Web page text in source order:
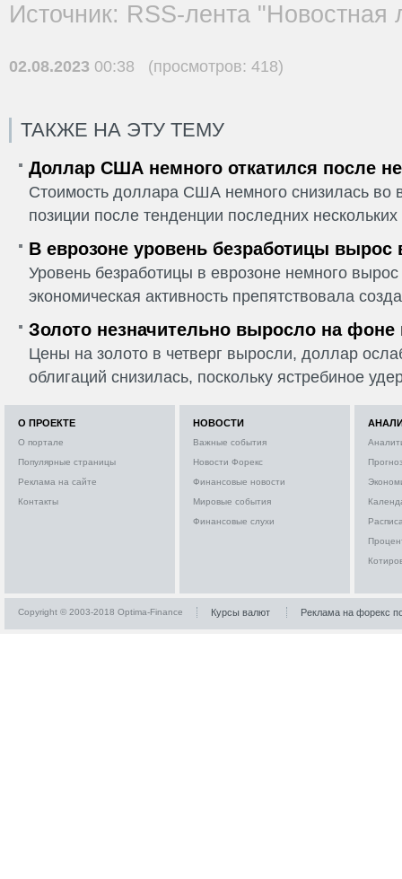
Источник: RSS-лента "Новостная
02.08.2023 00:38 (просмотров: 418)
ТАКЖЕ НА ЭТУ ТЕМУ
Доллар США немного откатился после
Стоимость доллара США немного снизилась во
позиции после тенденции последних
В еврозоне уровень безработицы вырос
Уровень безработицы в еврозоне немного
экономическая активность препятствовала
Золото незначительно выросло на фоне
Цены на золото в четверг выросли, доллар
облигаций снизилась, поскольку ястребиное
О ПРОЕКТЕ
О портале
Популярные страницы
Реклама на сайте
Контакты
НОВОСТИ
Важные события
Новости Форекс
Финансовые новости
Мировые события
Финансовые слухи
Copyright © 2003-2018 Optima-Finance Курсы валют Реклама на форекс